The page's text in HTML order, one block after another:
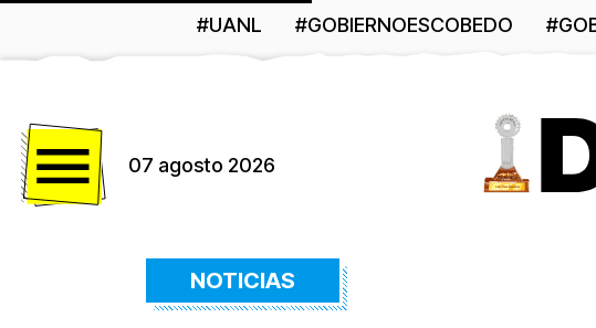
#UANL #GOBIERNOESCOBEDO
07 agosto 2026
NOTICIAS